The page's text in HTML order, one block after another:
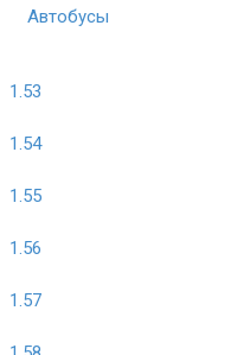
Автобусы
1.53
1.54
1.55
1.56
1.57